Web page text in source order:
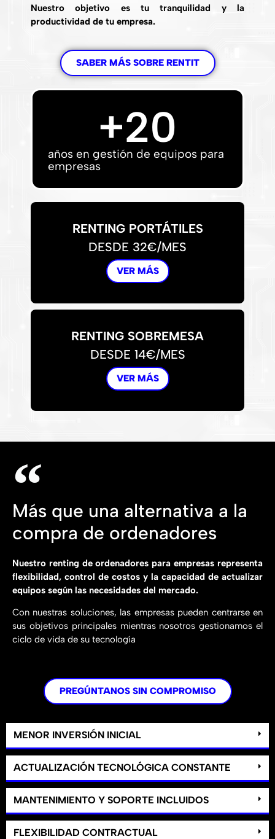
Nuestro objetivo es tu tranquilidad y la
productividad de tu empresa.
SABER MÁS SOBRE RENTIT
años en gestión de equipos para
empresas
+20
RENTING PORTÁTILES
DESDE 32€/MES
VER MÁS
RENTING SOBREMESA
DESDE 14€/MES
VER MÁS
Más que una alternativa a la
compra de ordenadores
Nuestro renting de ordenadores para empresas representa
flexibilidad, control de costos y la capacidad de actualizar
equipos según las necesidades del mercado.
Con nuestras soluciones, las empresas pueden centrarse en
sus objetivos principales mientras nosotros gestionamos el
ciclo de vida de su tecnología
PREGÚNTANOS SIN COMPROMISO
MENOR INVERSIÓN INICIAL
ACTUALIZACIÓN TECNOLÓGICA CONSTANTE
MANTENIMIENTO Y SOPORTE INCLUIDOS
FLEXIBILIDAD CONTRACTUAL